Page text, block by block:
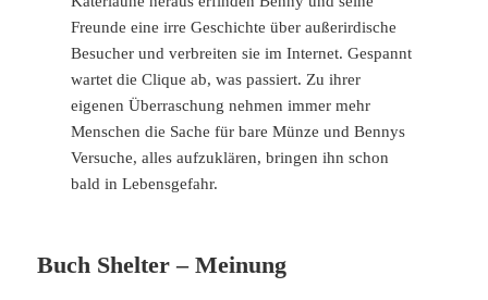
Freunde eine irre Geschichte über außerirdische
Besucher und verbreiten sie im Internet. Gespannt
wartet die Clique ab, was passiert. Zu ihrer
eigenen Überraschung nehmen immer mehr
Menschen die Sache für bare Münze und Bennys
Versuche, alles aufzuklären, bringen ihn schon
bald in Lebensgefahr.
Buch Shelter – Meinung